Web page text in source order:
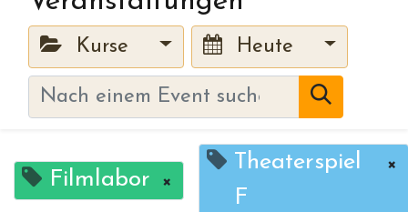
Kurse Heute
Filmlabor ×
Theaterspiel
F
×